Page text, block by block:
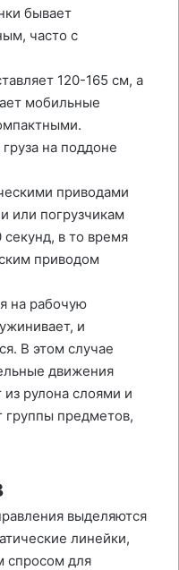
бывает
часто с
120-165 см, а
мобильные
на поддоне
приводами
или погрузчикам
в то время
приводом
на рабочую
и
В этом случае
движения
рулона слоями и
группы предметов,
выделяются
линейки,
спросом для